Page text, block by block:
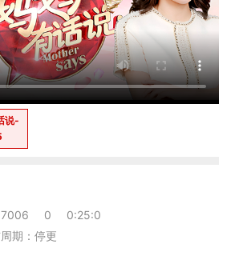
说-
7006 0
0:25:0
期：停更